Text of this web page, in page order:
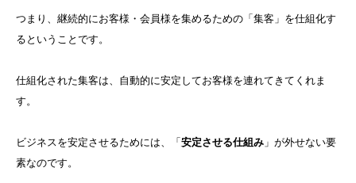
つまり、継続的にお客様・会員様を集めるための「集客」を仕組化す
るということです。
仕組化された集客は、自動的に安定してお客様を連れてきてくれま
す。
ビジネスを安定させるためには、「 安定させる仕組み 」が外せない要
素なのです。